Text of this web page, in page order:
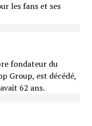
les fans et ses
fondateur du
Group, est décédé,
62 ans.